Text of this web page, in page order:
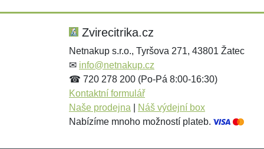
Zvirecitrika.cz
Netnakup s.r.o., Tyršova 271, 43801 Žatec
✉ info@netnakup.cz
☎ 720 278 200 (Po-Pá 8:00-16:30)
Kontaktní formulář
Naše prodejna
Náš výdejní box
Nabízíme mnoho možností plateb.